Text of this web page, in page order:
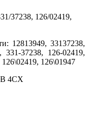
37238, 126/02419,
12813949, 33137238,
331-37238, 126-02419,
126\01947
4CX